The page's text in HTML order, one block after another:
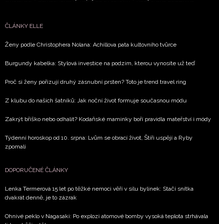
ČLÁNKY ELLE
Ženy podle Christophera Nolana: Achillova pata kultovního tvůrce
Burgundy kabelka: Stylová investice na podzim, kterou vynosíte už teď
Proč si ženy pořizují druhý zásnubní prsten? Toto je trend travel ring
Z klubu do našich šatníků: Jak noční život formuje současnou módu
Zakrýt bříško nebo odhalit? Kodaňské maminky boří pravidla mateřství i módy
Týdenní horoskop od 10. srpna: Lvům se obrací život, Štíři uspějí a Ryby
zpomalí
DOPORUČENÉ ČLÁNKY
Lenka Termerová 15 let po těžké nemoci věří v sílu bylinek: Stačí snítka
dvakrát denně, je to zázrak
Ohnivé peklo v Nagasaki: Po explozi atomové bomby vysoká teplota strhávala